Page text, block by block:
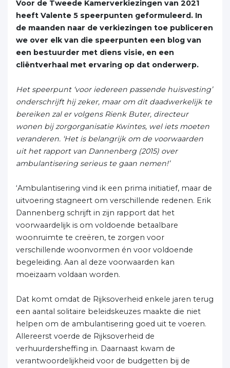
Voor de Tweede Kamerverkiezingen van 2021
heeft Valente 5 speerpunten geformuleerd. In
de maanden naar de verkiezingen toe publiceren
we over elk van die speerpunten een blog van
een bestuurder met diens visie, en een
cliëntverhaal met ervaring op dat onderwerp.
Het speerpunt ‘voor iedereen passende huisvesting’
onderschrijft hij zeker, maar om dit daadwerkelijk te
bereiken zal er volgens Rienk Buter, directeur
wonen bij zorgorganisatie Kwintes, wel iets moeten
veranderen. ‘Het is belangrijk om de voorwaarden
uit het rapport van Dannenberg (2015) over
ambulantisering serieus te gaan nemen!’
‘Ambulantisering vind ik een prima initiatief, maar de
uitvoering stagneert om verschillende redenen. Erik
Dannenberg schrijft in zijn rapport dat het
voorwaardelijk is om voldoende betaalbare
woonruimte te creëren, te zorgen voor
verschillende woonvormen én voor voldoende
begeleiding. Aan al deze voorwaarden kan
moeizaam voldaan worden.
Dat komt omdat de Rijksoverheid enkele jaren terug
een aantal solitaire beleidskeuzes maakte die niet
helpen om de ambulantisering goed uit te voeren.
Allereerst voerde de Rijksoverheid de
verhuurdersheffing in. Daarnaast kwam de
verantwoordelijkheid voor de budgetten bij de